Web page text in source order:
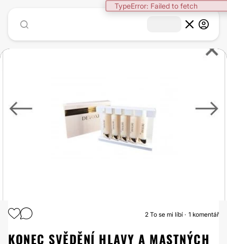
TypeError: Failed to fetch
TRICHOLOGICKÉ VYŠETŘENÍ
2 To se mi líbí 1 komentář
KONEC SVĚDĚNÍ HLAVY A MASTNÝCH